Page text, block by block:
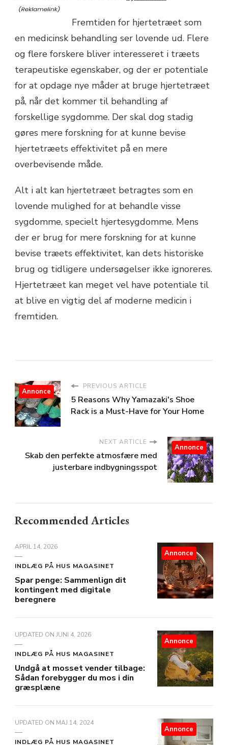
Fremtiden for hjertetræet som
en medicinsk behandling ser lovende ud. Flere
og flere forskere bliver interesseret i træets
terapeutiske egenskaber, og der er potentiale
for at opdage nye måder at bruge hjertetræet
på, når det kommer til behandling af
forskellige sygdomme. Der skal dog stadig
gøres mere forskning for at kunne bevise
hjertetræets effektivitet på en mere
overbevisende måde.
Alt i alt kan hjertetræet betragtes som en
lovende mulighed for at behandle visse
sygdomme, specielt hjertesygdomme. Mens
der er brug for mere forskning for at kunne
bevise træets effektivitet, kan dets historiske
brug og tidligere undersøgelser ikke ignoreres.
Hjertetræet kan meget vel have potentiale til
at blive en vigtig del af moderne medicin i
fremtiden.
PREVIOUS ARTICLE
5 Reasons Why Yamazaki's Shoe
Rack is a Must-Have for Your Home
Annonce
NEXT ARTICLE
Skab den perfekte atmosfære med
justerbare indbygningsspot
Annonce
Recommended Articles
APRIL 14, 2026
INDLÆG PÅ HUS MAGASINET
Spar penge: Sammenlign dit
kontingent med digitale
beregnere
Annonce
UPDATED ON JUNI 4, 2026
INDLÆG PÅ HUS MAGASINET
Undgå at mosset vender tilbage:
Sådan forebygger du mos i din
græsplæne
Annonce
UPDATED ON MAJ 14, 2024
INDLÆG PÅ HUS MAGASINET
Annonce